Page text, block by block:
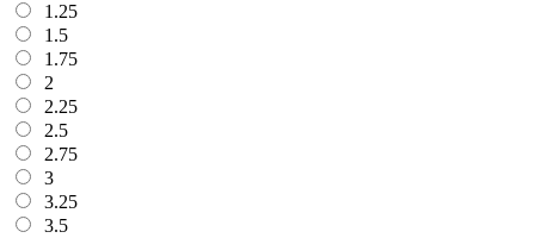
1.25
1.5
1.75
2
2.25
2.5
2.75
3
3.25
3.5